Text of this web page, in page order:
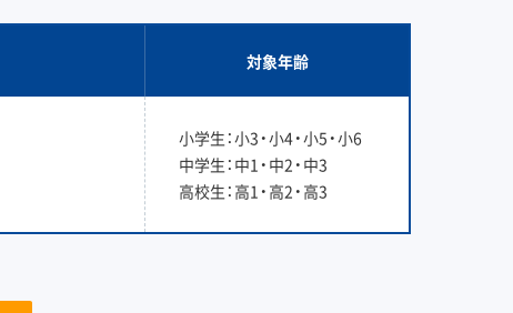
対象年齢
小学生：小3・小4・小5・小6
中学生：中1・中2・中3
高校生：高1・高2・高3